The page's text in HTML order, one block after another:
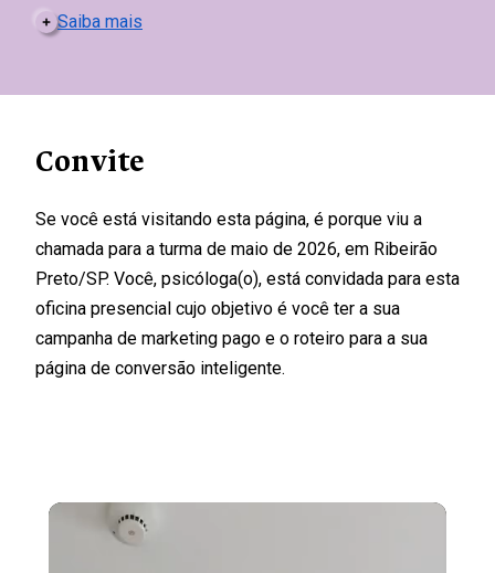
Saiba mais
Convite
Se você está visitando esta página, é porque viu a
chamada para a turma de maio de 2026, em Ribeirão
Preto/SP. Você, psicóloga(o), está convidada para esta
oficina presencial cujo objetivo é você ter a sua
campanha de marketing pago e o roteiro para a sua
página de conversão inteligente.